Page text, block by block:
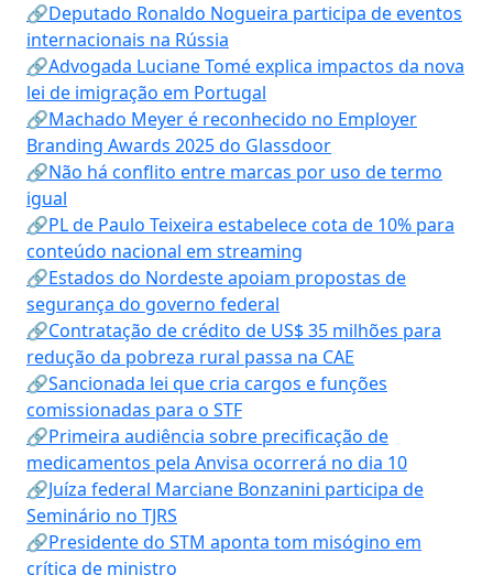
🔗Deputado Ronaldo Nogueira participa de eventos
internacionais na Rússia
🔗Advogada Luciane Tomé explica impactos da nova
lei de imigração em Portugal
🔗Machado Meyer é reconhecido no Employer
Branding Awards 2025 do Glassdoor
🔗Não há conflito entre marcas por uso de termo
igual
🔗PL de Paulo Teixeira estabelece cota de 10% para
conteúdo nacional em streaming
🔗Estados do Nordeste apoiam propostas de
segurança do governo federal
🔗Contratação de crédito de US$ 35 milhões para
redução da pobreza rural passa na CAE
🔗Sancionada lei que cria cargos e funções
comissionadas para o STF
🔗Primeira audiência sobre precificação de
medicamentos pela Anvisa ocorrerá no dia 10
🔗Juíza federal Marciane Bonzanini participa de
Seminário no TJRS
🔗Presidente do STM aponta tom misógino em
crítica de ministro